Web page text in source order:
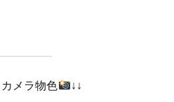
メラ物色 ↓↓